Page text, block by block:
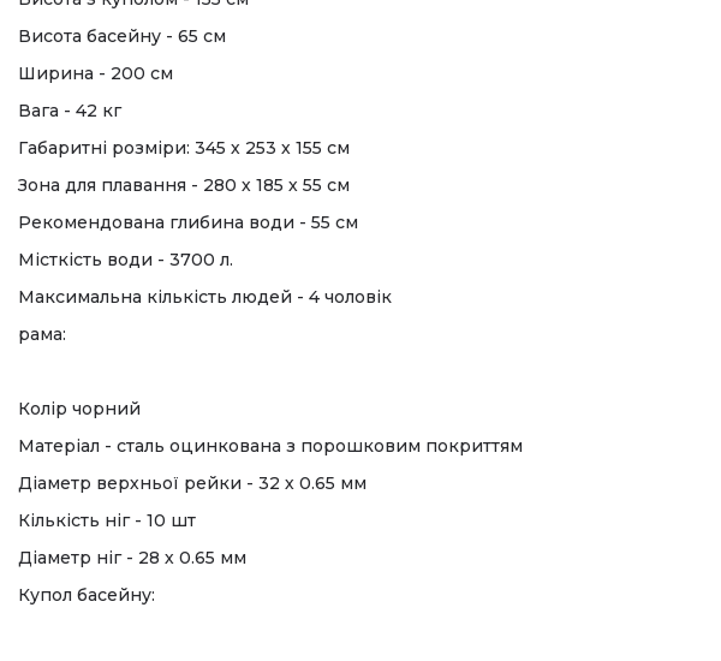
Висота басейну - 65 см
Ширина - 200 см
Вага - 42 кг
Габаритні розміри: 345 х 253 х 155 см
Зона для плавання - 280 х 185 х 55 см
Рекомендована глибина води - 55 см
Місткість води - 3700 л.
Максимальна кількість людей - 4 чоловік
рама:
Колір чорний
Матеріал - сталь оцинкована з порошковим покриттям
Діаметр верхньої рейки - 32 х 0.65 мм
Кількість ніг - 10 шт
Діаметр ніг - 28 х 0.65 мм
Купол басейну: